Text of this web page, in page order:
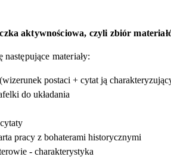
aktywnościowa, czyli zbiór
następujące materiały:
postaci + cytat ją
do układania
pracy z bohaterami historycznymi
- charakterystyka